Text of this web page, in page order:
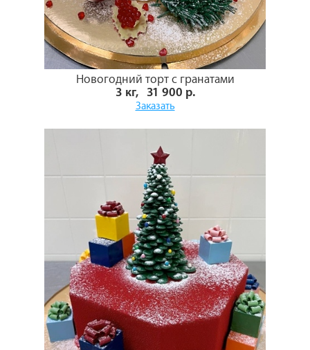
Новогодний торт с гранатами
3 кг, 31 900 р.
Заказать